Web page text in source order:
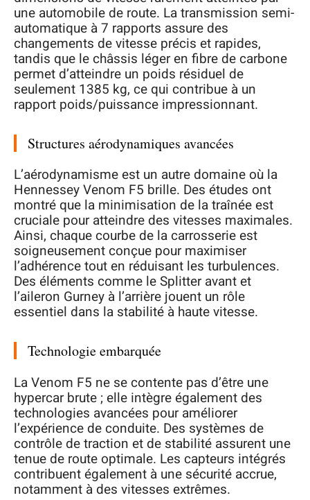
une automobile de route. La transmission semi-
automatique à 7 rapports assure des
changements de vitesse précis et rapides,
tandis que le châssis léger en fibre de carbone
permet d’atteindre un poids résiduel de
seulement 1385 kg, ce qui contribue à un
rapport poids/puissance impressionnant.
Structures aérodynamiques avancées
L’aérodynamisme est un autre domaine où la
Hennessey Venom F5 brille. Des études ont
montré que la minimisation de la traînée est
cruciale pour atteindre des vitesses maximales.
Ainsi, chaque courbe de la carrosserie est
soigneusement conçue pour maximiser
l’adhérence tout en réduisant les turbulences.
Des éléments comme le Splitter avant et
l’aileron Gurney à l’arrière jouent un rôle
essentiel dans la stabilité à haute vitesse.
Technologie embarquée
La Venom F5 ne se contente pas d’être une
hypercar brute ; elle intègre également des
technologies avancées pour améliorer
l’expérience de conduite. Des systèmes de
contrôle de traction et de stabilité assurent une
tenue de route optimale. Les capteurs intégrés
contribuent également à une sécurité accrue,
notamment à des vitesses extrêmes.